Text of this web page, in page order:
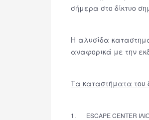
σήμερα στο δίκτυο
Η αλυσίδα
αναφορικά με την
Τα καταστήματα του
1. ESCAPE CENTER